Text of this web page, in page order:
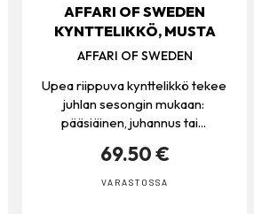
AFFARI OF SWEDEN
KYNTTELIKKÖ, MUSTA
AFFARI OF SWEDEN
Upea riippuva kynttelikkö tekee
juhlan sesongin mukaan:
pääsiäinen, juhannus tai...
69.50 €
VARASTOSSA